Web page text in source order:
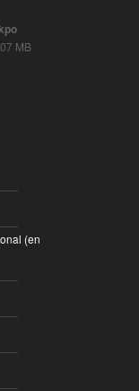
MB
(en